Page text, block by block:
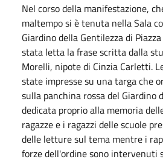
Nel corso della manifestazione,
maltempo si è tenuta nella Sala
Giardino della Gentilezza di
stata letta la frase scritta dalla
Morelli, nipote di Cinzia Carletti.
state impresse su una targa che
sulla panchina rossa del Giardino
dedicata proprio alla memoria
ragazze e i ragazzi delle scuole
delle letture sul tema mentre i
forze dell'ordine sono intervenuti